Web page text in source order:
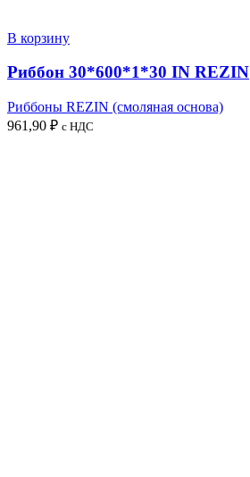
В корзину
Риббон 30*600*1*30 IN REZIN
Риббоны REZIN (смоляная основа)
961,90 ₽ с НДС